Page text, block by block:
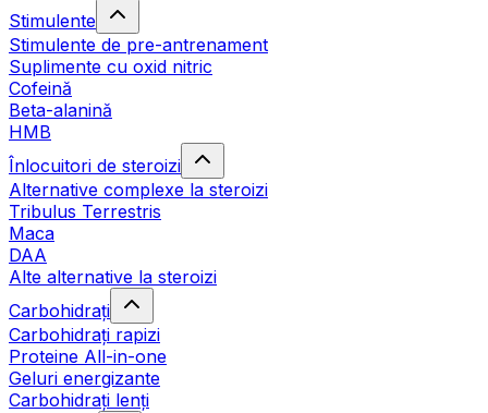
Stimulente
Stimulente de pre-antrenament
Suplimente cu oxid nitric
Cofeină
Beta-alanină
HMB
Înlocuitori de steroizi
Alternative complexe la steroizi
Tribulus Terrestris
Maca
DAA
Alte alternative la steroizi
Carbohidrați
Carbohidrați rapizi
Proteine All-in-one
Geluri energizante
Carbohidrați lenți